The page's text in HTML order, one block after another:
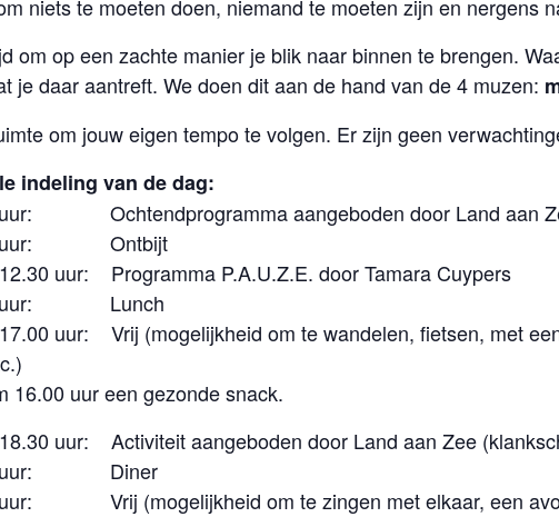
niets te moeten doen, niemand te moeten zijn en nergens
om op een zachte manier je blik naar binnen te brengen.
je daar aantreft. We doen dit aan de hand van de 4 muzen:
om jouw eigen tempo te volgen. Er zijn geen
indeling van de dag:
Ochtendprogramma aangeboden door Land aan
uur: Ontbijt
uur: Programma P.A.U.Z.E. door Tamara Cuypers
uur: Lunch
uur: Vrij (mogelijkheid om te wandelen, fietsen, met
16.00 uur een gezonde snack.
uur: Activiteit aangeboden door Land aan Zee
uur: Diner
Vrij (mogelijkheid om te zingen met elkaar, een